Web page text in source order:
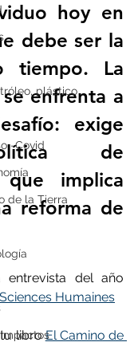
plástico
-Covid
de la Tierra
hoy en
debe ser la
tiempo. La
enfrenta a
exige
de
que implica
reforma de
entrevista del año
Sciences Humaines
tu libro El Camino de